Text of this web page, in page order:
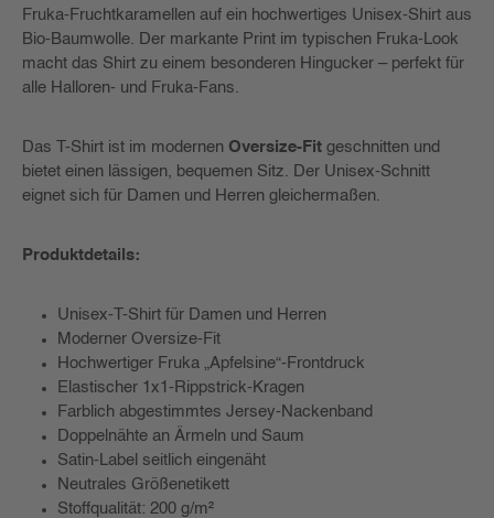
Fruka-Fruchtkaramellen auf ein hochwertiges Unisex-Shirt aus
Bio-Baumwolle. Der markante Print im typischen Fruka-Look
macht das Shirt zu einem besonderen Hingucker – perfekt für
alle Halloren- und Fruka-Fans.
Das T-Shirt ist im modernen Oversize-Fit geschnitten und
bietet einen lässigen, bequemen Sitz. Der Unisex-Schnitt
eignet sich für Damen und Herren gleichermaßen.
Produktdetails:
Unisex-T-Shirt für Damen und Herren
Moderner Oversize-Fit
Hochwertiger Fruka „Apfelsine“-Frontdruck
Elastischer 1x1-Rippstrick-Kragen
Farblich abgestimmtes Jersey-Nackenband
Doppelnähte an Ärmeln und Saum
Satin-Label seitlich eingenäht
Neutrales Größenetikett
Stoffqualität: 200 g/m²